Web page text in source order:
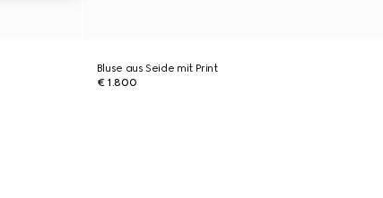
Bluse aus Seide mit Print
€ 1.800